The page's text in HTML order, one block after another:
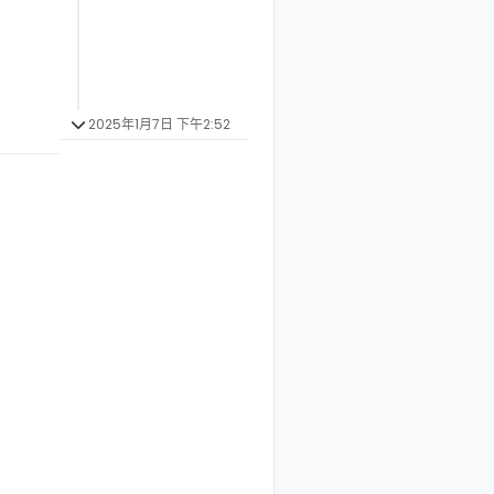
2025年1月7日 下午2:52